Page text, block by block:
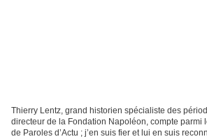
Thierry Lentz, grand historien spécialiste des
directeur de la Fondation Napoléon, compte parmi
de Paroles d’Actu ; j’en suis fier et lui en suis